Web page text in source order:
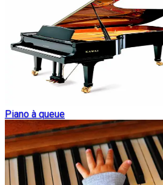
Piano à queue